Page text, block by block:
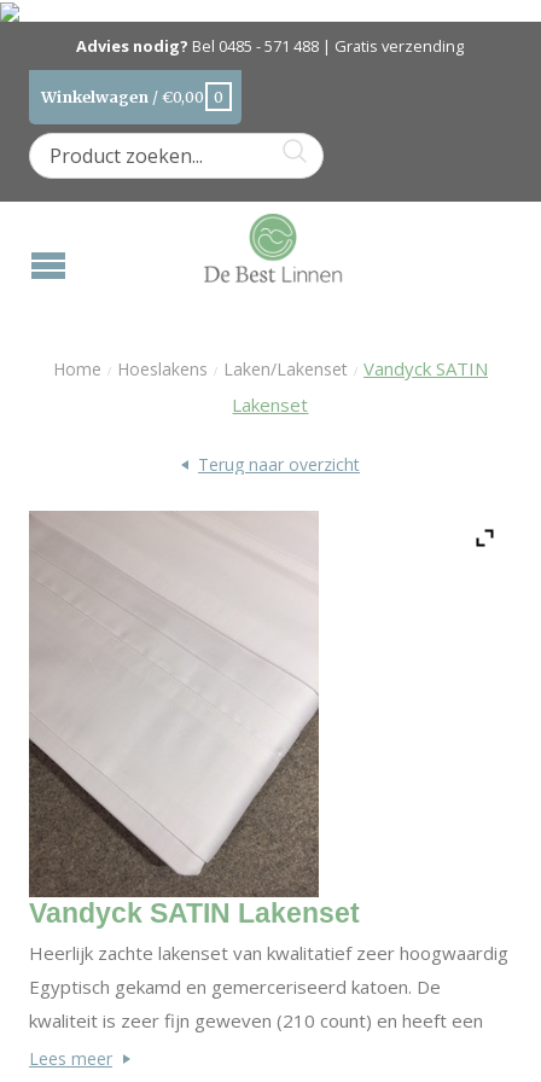
Advies nodig? Bel 0485 - 571 488 | Gratis verzending
Winkelwagen /€0,00 0
Home / Hoeslakens / Laken/Lakenset / Vandyck SATIN
Lakenset
Terug naar overzicht
Vandyck SATIN Lakenset
Heerlijk zachte lakenset van kwalitatief zeer hoogwaardig
Egyptisch gekamd en gemerceriseerd katoen. De
kwaliteit is zeer fijn geweven (210 count) en heeft een
silk finish.
Lees meer